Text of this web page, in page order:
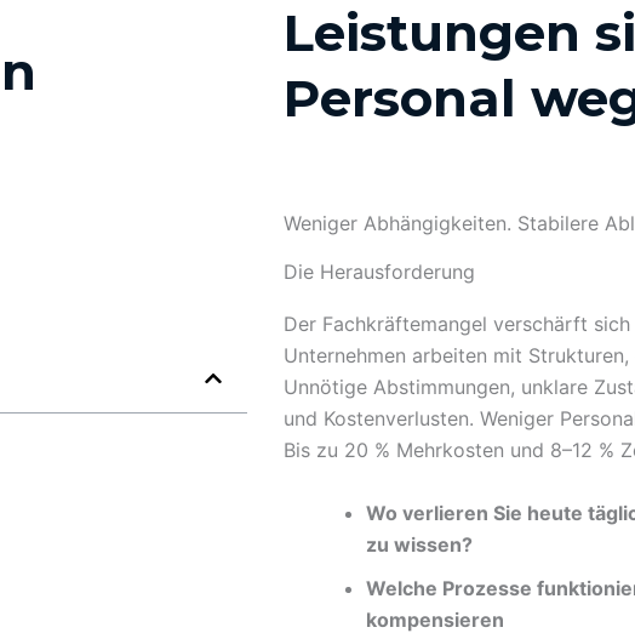
Leistungen
Personal
Weniger Abhängigkeiten. Stabilere
Die Herausforderung
Der Fachkräftemangel verschärft
Unternehmen arbeiten mit
Unnötige Abstimmungen, unklare
und Kostenverlusten. Weniger
Bis zu 20 % Mehrkosten und 8–12 %
Wo verlieren Sie heute
zu wissen?
Welche Prozesse
kompensieren